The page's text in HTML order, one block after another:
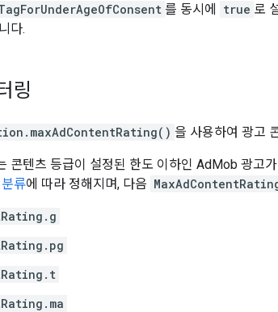
를 동시에 true 로
다.
링
을 사용하여 광고
콘텐츠 등급이 설정된 한도 이하인 AdMob 광고
류에 따라 정해지며, 다음